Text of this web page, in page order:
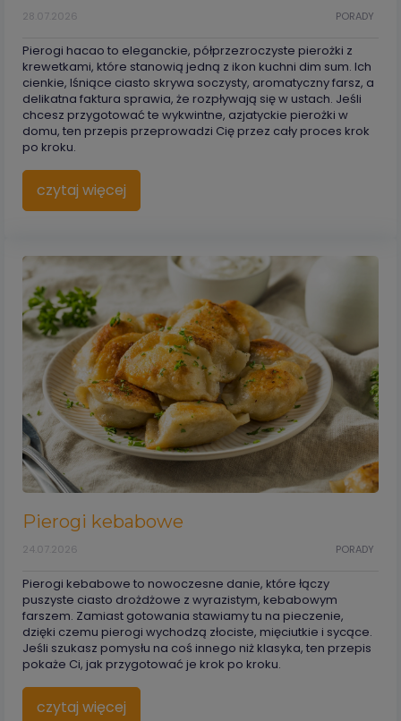
PORADY
28.07.2026
Pierogi hacao to eleganckie, półprzezroczyste pierożki z
krewetkami, które stanowią jedną z ikon kuchni dim sum. Ich
cienkie, lśniące ciasto skrywa soczysty, aromatyczny farsz, a
delikatna faktura sprawia, że rozpływają się w ustach. Jeśli
chcesz przygotować te wykwintne, azjatyckie pierożki w
domu, ten przepis przeprowadzi Cię przez cały proces krok
po kroku.
czytaj więcej
Pierogi kebabowe
PORADY
24.07.2026
Pierogi kebabowe to nowoczesne danie, które łączy
puszyste ciasto drożdżowe z wyrazistym, kebabowym
farszem. Zamiast gotowania stawiamy tu na pieczenie,
dzięki czemu pierogi wychodzą złociste, mięciutkie i sycące.
Jeśli szukasz pomysłu na coś innego niż klasyka, ten przepis
pokaże Ci, jak przygotować je krok po kroku.
czytaj więcej